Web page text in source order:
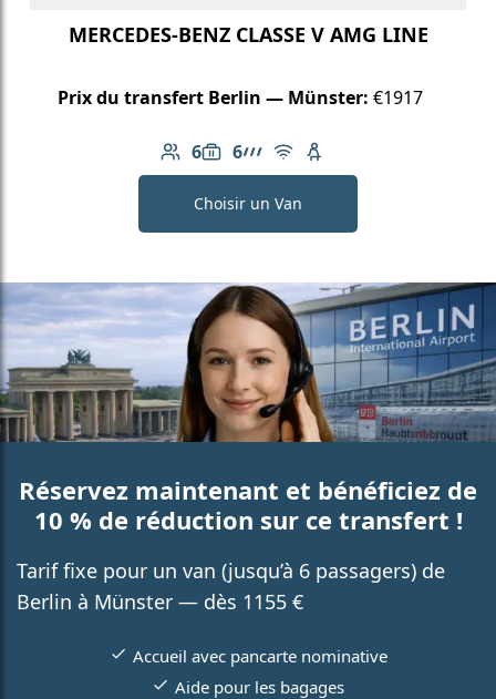
MERCEDES-BENZ CLASSE V AMG LINE
Prix du transfert Berlin — Münster: €1917
6
Nombre de passagers: 6
6
Capacité des bagages: 6
Ligne AMG
Wi-Fi gratuit
Siège enfant
Choisir un Van
Réservez maintenant et bénéficiez de
10 % de réduction sur ce transfert !
Tarif fixe pour un van (jusqu’à 6 passagers) de
Berlin à Münster — dès 1155 €
Accueil avec pancarte nominative
Aide pour les bagages